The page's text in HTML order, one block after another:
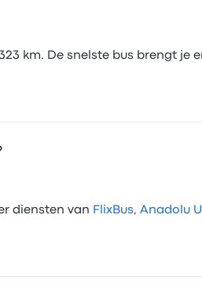
km. De snelste bus brengt je
diensten van FlixBus, Anadolu